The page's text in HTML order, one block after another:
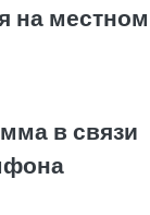
на местном
в связи